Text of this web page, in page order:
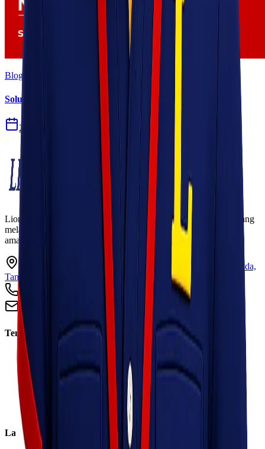
Blog
Solusi Logistik untuk Perusahaan Manufaktur
27 Jul 2026
Lionel Express adalah perusahaan jasa pengiriman terpercaya yang
melayani pengiriman barang ke seluruh Indonesia dengan cepat,
aman, dan harga kompetitif.
Ruko Garden Square Blok G No. 11-12 Jurumudi baru, Benda,
Tangerang, Banten 15124
+62 813 8838 8182
info@lionelexpress.com
Tentang Kami
Tentang Kami
Visi & Misi
Sosial Perusahaan
Karir
Cabang
Informasi
Layanan